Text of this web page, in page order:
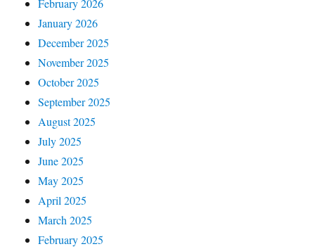
January 2026
December 2025
November 2025
October 2025
September 2025
August 2025
July 2025
June 2025
May 2025
April 2025
March 2025
February 2025